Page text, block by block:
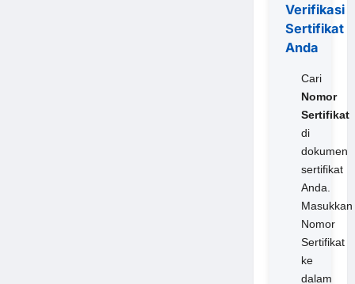
Verifikasi
Sertifikat
Anda
Cari
Nomor
Sertifikat
di
dokumen
sertifikat
Anda.
Masukkan
Nomor
Sertifikat
ke
dalam